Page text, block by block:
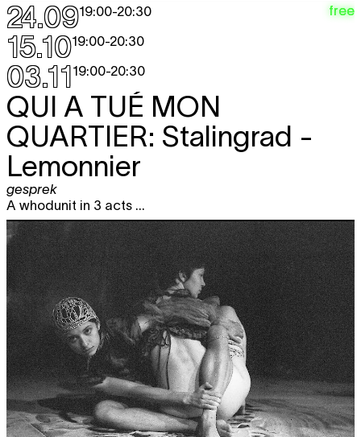
24.0919:00-20:30
15.1019:00-20:30
03.1119:00-20:30
free
QUI A TUÉ MON
QUARTIER: Stalingrad -
Lemonnier
gesprek
A whodunit in 3 acts ...